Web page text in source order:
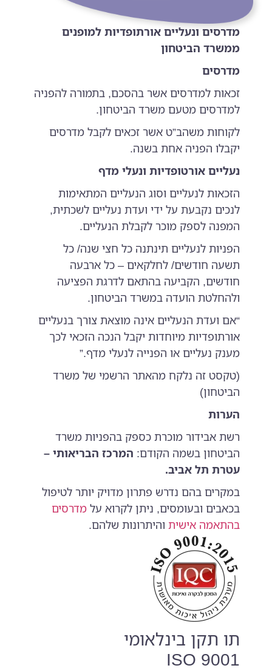
מדרסים ונעליים אורתופדיות למופנים
ממשרד הביטחון
מדרסים
זכאות למדרסים אשר בהסכם, בתמורה להפניה
למדרסים מטעם משרד הביטחון.
לקוחות משהב”ט אשר זכאים לקבל מדרסים
יקבלו הפניה אחת בשנה.
נעליים אורטופדיות ונעלי מדף
הזכאות לנעליים וסוג הנעליים המתאימות
לנכים נקבעת על ידי ועדת נעליים לשכתית,
המפנה לספק מוכר לקבלת הנעליים.
הפניות לנעליים תינתנה כל חצי שנה/ כל
תשעה חודשים/ לחלקאים – כל ארבעה
חודשים, הקביעה בהתאם לדרגת הפציעה
ולהחלטת הועדה במשרד הביטחון.
“אם ועדת הנעליים אינה מוצאת צורך בנעליים
אורתופדיות מיוחדות יקבל הנכה הזכאי לכך
מענק נעליים או הפנייה לנעלי מדף.”
(טקסט זה נלקח מהאתר הרשמי של משרד
הביטחון)
הערות
רשת אבידור מוכרת כספק בהפניות משרד
הביטחון בשמה הקודם: המרכז הבריאותי –
עטרת תל אביב.
במקרים בהם נדרש פתרון מדויק יותר לטיפול
בכאבים ובעומסים, ניתן לקרוא עלמדרסים
בהתאמה אישית והיתרונות שלהם.
תו תקן בינלאומי
ISO 9001